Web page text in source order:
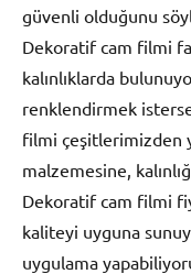
güvenli olduğunu
Dekoratif cam filmi
kalınlıklarda
renklendirmek
filmi çeşitlerimizden
malzemesine,
Dekoratif cam filmi
kaliteyi uyguna
uygulama